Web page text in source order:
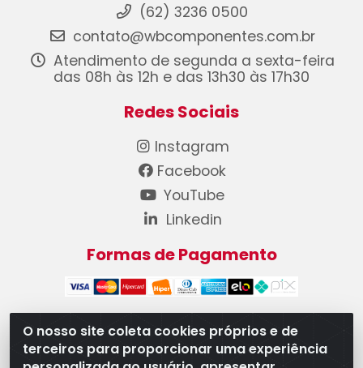
O nosso site coleta cookies próprios e de
terceiros para proporcionar uma experiência
(62) 3236 0500
contato@wbcomponentes.com.br
Atendimento de segunda a sexta-feira
das 08h às 12h e das 13h30 às 17h30
Redes Sociais
Instagram
Facebook
YouTube
Linkedin
Formas de Pagamento
WB Componentes Automotivos LTDA - CNPJ